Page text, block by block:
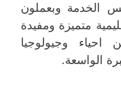
الخدمة وبعملون
متميزة ومفيدة
وجيولوجيا
الواسعة.